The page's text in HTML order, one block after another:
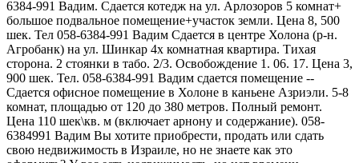
6384-991 Вадим. Сдается котедж на ул. Арлозоров 5 комнат+
большое подвальное помещение+участок земли. Цена 8, 500
шек. Тел 058-6384-991 Вадим Сдается в центре Холона (р-н.
Агробанк) на ул. Шинкар 4х комнатная квартира. Тихая
сторона. 2 стоянки в табо. 2/3. Освобождение 1. 06. 17. Цена 3,
900 шек. Тел. 058-6384-991 Вадим сдается помещение --
Сдается офисное помещение в Холоне в каньене Азриэли. 5-8
комнат, площадью от 120 до 380 метров. Полный ремонт.
Цена 110 шек\кв. м (включает арнону и содержание). 058-
6384991 Вадим Вы хотите приобрести, продать или сдать
свою недвижимость в Израиле, но не знаете как это